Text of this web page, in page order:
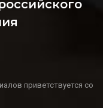
приветствуется со